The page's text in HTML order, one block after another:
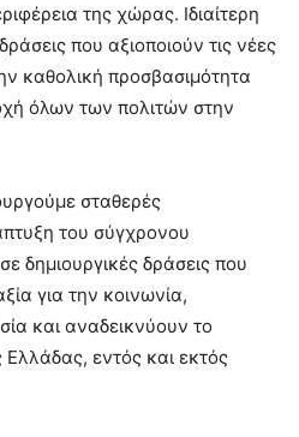
της χώρας. Ιδιαίτερη
που αξιοποιούν τις νέες
καθολική προσβασιμότητα
όλων των πολιτών στην
σταθερές
του σύγχρονου
δημιουργικές δράσεις που
για την κοινωνία,
και αναδεικνύουν το
Ελλάδας, εντός και εκτός